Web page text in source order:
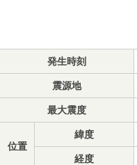
発生時刻
震源地
最大震度
位置
緯度
経度